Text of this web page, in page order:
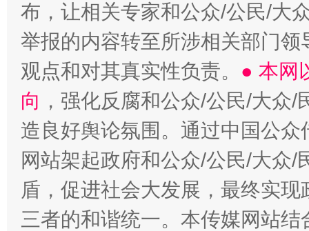
布，让相关专家和公众/公民/大
举报的内容转至所涉相关部门
观点和对其真实性负责。 ● 本网
向 ，强化反腐和公众/公民/大众
造良好舆论氛围。通过中国公
网站架起政府和公众/公民/大众
盾，促进社会大发展，最终实
三者的和谐统一。本传媒网站